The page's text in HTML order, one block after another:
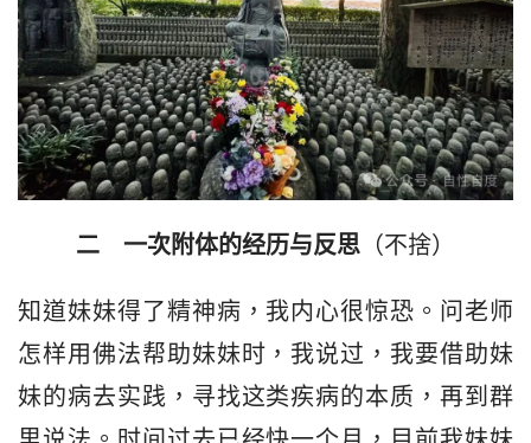
二　一次附体的经历与反思 （不捨）
知道妹妹得了精神病，我内心很惊恐。问老师
怎样用佛法帮助妹妹时，我说过，我要借助妹
妹的病去实践，寻找这类疾病的本质，再到群